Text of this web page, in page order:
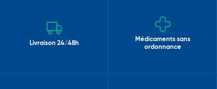
Livraison 24/48h
Médicaments sans
ordonnance